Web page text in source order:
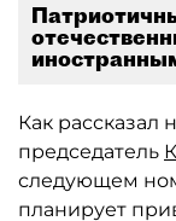
Как рассказал
председатель
следующем
планирует